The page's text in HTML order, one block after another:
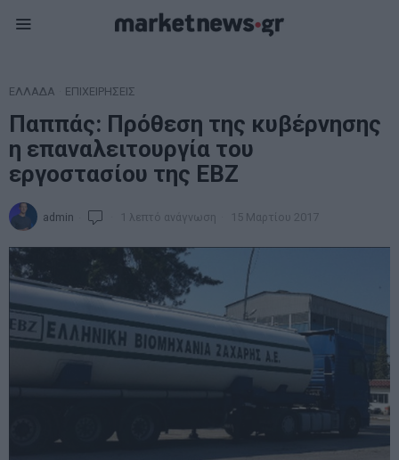
ΕΛΛΑΔΑ ΕΠΙΧΕΙΡΗΣΕΙΣ
Παππάς: Πρόθεση της κυβέρνησης
η επαναλειτουργία του
εργοστασίου της ΕΒΖ
admin 1 λεπτό ανάγνωση 15 Μαρτίου 2017